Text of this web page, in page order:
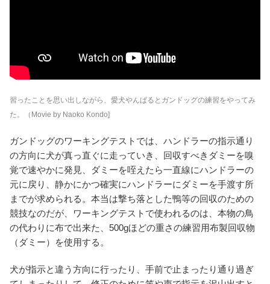
習ったことを思い出しながら、愛犬やんばるとガンドッグの練習をやってみ
た。（Movie by Naoko Kondo]
ガンドッグのワーキングテストでは、ハンドラーの指示通り
の方向に犬が真っ直ぐに走っていき、回収すべきダミーを嗅
覚で速やかに発見、ダミーを咥えたら一直線にハンドラーの
元に戻り、静かにかつ確実にハンドラーにダミーを手渡す所
までが求められる。本当は撃ち落とした鴨等の回収のための
競技なのだが、ワーキングテストで使われるのは、本物の鳥
の代わりに布で出来た、500gほどの重さの練習用布製回収物
（ダミー）を使用する。
犬が指示と違う方向に行ったり、手前で止まったり通り過ぎ